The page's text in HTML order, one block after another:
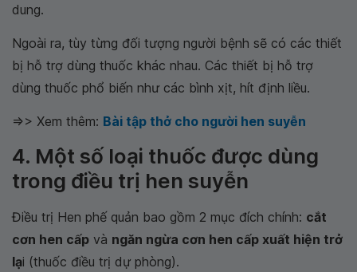
dung.
Ngoài ra, tùy từng đối tượng người bệnh sẽ có các thiết
bị hỗ trợ dùng thuốc khác nhau. Các thiết bị hỗ trợ
dùng thuốc phổ biến như các bình xịt, hít định liều.
=>> Xem thêm: Bài tập thở cho người hen suyễn
4. Một số loại thuốc được dùng
trong điều trị hen suyễn
Điều trị Hen phế quản bao gồm 2 mục đích chính: cắt
cơn hen cấp và ngăn ngừa cơn hen cấp xuất hiện trở
lại (thuốc điều trị dự phòng).